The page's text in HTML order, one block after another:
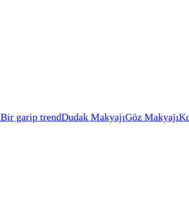
Bir garip trendDudak MakyajıGöz Makyajı